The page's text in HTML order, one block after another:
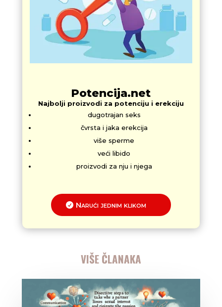
Potencija.net
Najbolji proizvodi za potenciju i erekciju
dugotrajan seks
čvrsta i jaka erekcija
više sperme
veći libido
proizvodi za nju i njega
Narući jednim klikom
VIŠE ČLANAKA